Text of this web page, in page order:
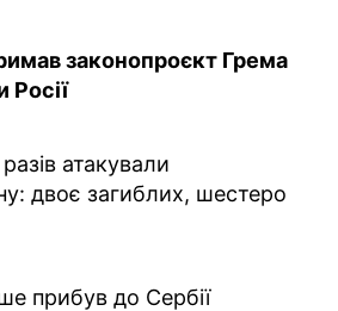
законопроєкт Грема
Росії
атакували
двоє загиблих, шестеро
прибув до Сербії